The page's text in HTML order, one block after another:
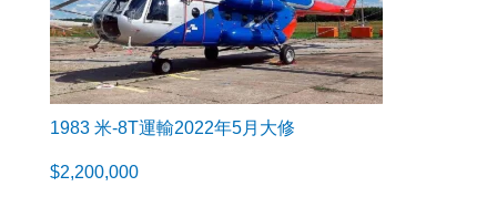
1983 米-8T運輸2022年5月大修
$2,200,000